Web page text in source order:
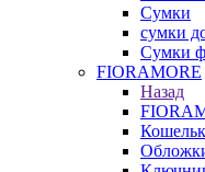
Сумки
сумки
Сумки
FIORAMORE
Назад